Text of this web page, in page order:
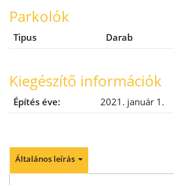
Parkolók
Tipus Darab
Kiegészítő információk
Építés éve: 2021. január 1.
Általános leírás